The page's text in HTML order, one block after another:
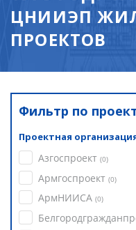
ЦНИИЭП
ПРОЕКТОВ
Фильтр по
Проектная
Азгоспроект (0)
Армгоспроект (0)
АрмНИИСА (0)